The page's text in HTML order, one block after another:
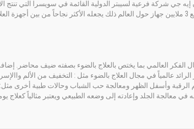
سنة وأصبح لجهاز بيوبترون ثلاثة أحجام وتم بيع 3 ملايين جهاز حول العالم ذلك يجعله الأكثر
الفكر العالمي بما يختص بالعلاج بالضوء بصفته ضيف محاضر.
عالمياً في مجال العلاج بالضوء مثل : التخفيف من الألم
الرقبة وأسفل الظهر ومعالجة حب الشباب وحالات طبية أخرى مثل:
معالجة الجلد وإعادته إلى وضعه الطبيعي ويعتبر مثالياً كعلاج